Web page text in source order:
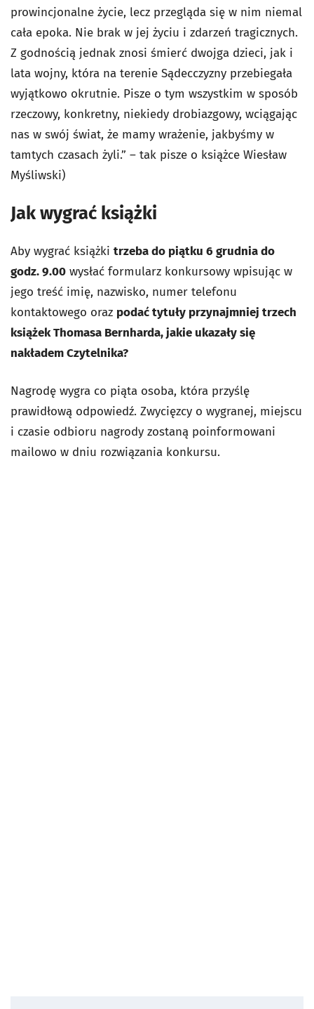
prowincjonalne życie, lecz przegląda się w nim niemal
cała epoka. Nie brak w jej życiu i zdarzeń tragicznych.
Z godnością jednak znosi śmierć dwojga dzieci, jak i
lata wojny, która na terenie Sądecczyzny przebiegała
wyjątkowo okrutnie. Pisze o tym wszystkim w sposób
rzeczowy, konkretny, niekiedy drobiazgowy, wciągając
nas w swój świat, że mamy wrażenie, jakbyśmy w
tamtych czasach żyli.” – tak pisze o książce Wiesław
Myśliwski)
Jak wygrać książki
Aby wygrać książki trzeba do piątku 6 grudnia do
godz. 9.00 wysłać formularz konkursowy wpisując w
jego treść imię, nazwisko, numer telefonu
kontaktowego oraz podać tytuły przynajmniej trzech
książek Thomasa Bernharda, jakie ukazały się
nakładem Czytelnika?
Nagrodę wygra co piąta osoba, która przyślę
prawidłową odpowiedź. Zwycięzcy o wygranej, miejscu
i czasie odbioru nagrody zostaną poinformowani
mailowo w dniu rozwiązania konkursu.